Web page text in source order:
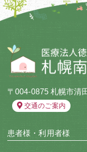
〒004-0875 札幌市清
交通のご案内
患者様・利用者様